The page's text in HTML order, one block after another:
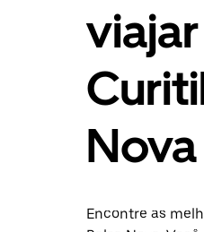
Nova
Encontre as